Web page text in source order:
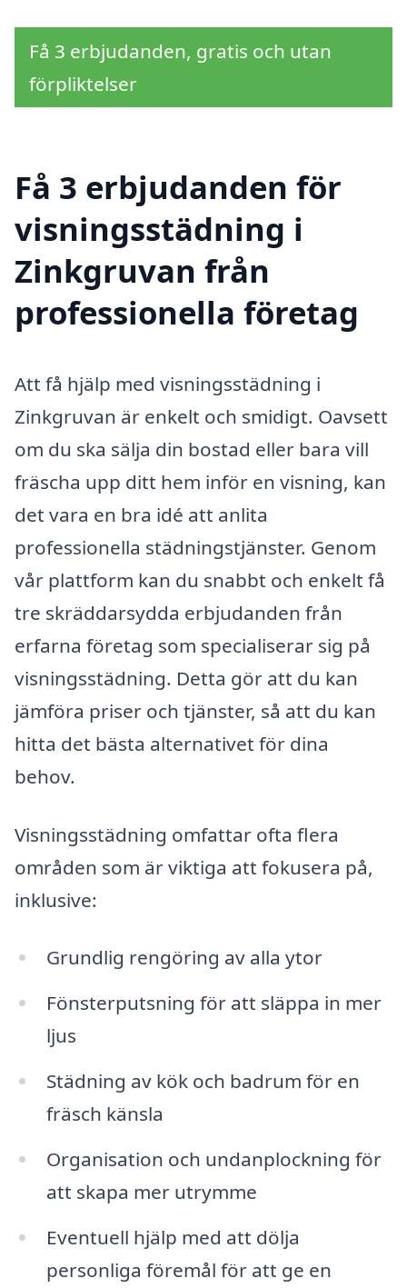
Få 3 erbjudanden, gratis och utan
förpliktelser
Få 3 erbjudanden för
visningsstädning i
Zinkgruvan från
professionella företag
Att få hjälp med visningsstädning i
Zinkgruvan är enkelt och smidigt. Oavsett
om du ska sälja din bostad eller bara vill
fräscha upp ditt hem inför en visning, kan
det vara en bra idé att anlita
professionella städningstjänster. Genom
vår plattform kan du snabbt och enkelt få
tre skräddarsydda erbjudanden från
erfarna företag som specialiserar sig på
visningsstädning. Detta gör att du kan
jämföra priser och tjänster, så att du kan
hitta det bästa alternativet för dina
behov.
Visningsstädning omfattar ofta flera
områden som är viktiga att fokusera på,
inklusive:
Grundlig rengöring av alla ytor
Fönsterputsning för att släppa in mer
ljus
Städning av kök och badrum för en
fräsch känsla
Organisation och undanplockning för
att skapa mer utrymme
Eventuell hjälp med att dölja
personliga föremål för att ge en